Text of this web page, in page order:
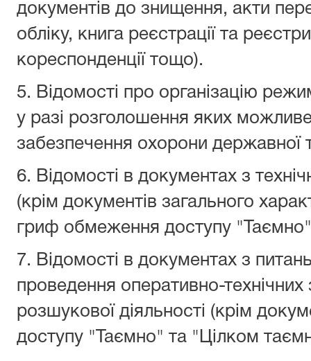
документів до знищення, акти
обліку, книга реєстрації та
кореспонденції тощо).
5. Відомості про організацію
у разі розголошення яких
забезпечення охорони державної
6. Відомості в документах з
(крім документів загального
гриф обмеження доступу
7. Відомості в документах з
проведення оперативно-технічних
розшукової діяльності (крім
доступу "Таємно" та "Цілком